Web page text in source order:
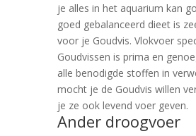
je alles in het aquarium kan
goed gebalanceerd dieet is
voor je Goudvis. Vlokvoer
Goudvissen is prima en
alle benodigde stoffen in
mocht je de Goudvis willen
je ze ook levend voer geven.
Ander droogvoer